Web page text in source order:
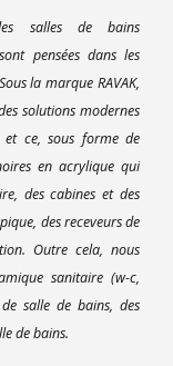
salles de bains
pensées dans les
la marque RAVAK,
solutions modernes
et ce, sous forme de
en acrylique qui
des cabines et des
des receveurs de
Outre cela, nous
sanitaire (w-c,
salle de bains, des
de bains.